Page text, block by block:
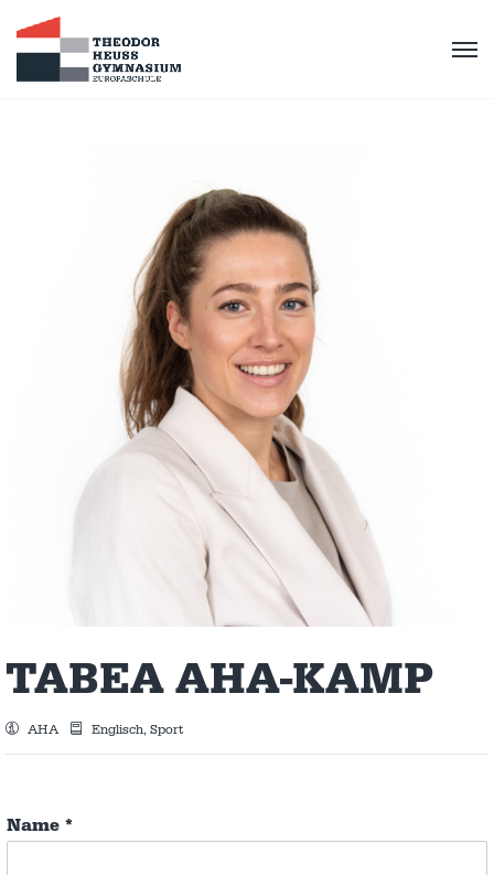
TABEA AHA-KAMP
AHA Englisch, Sport
Name *